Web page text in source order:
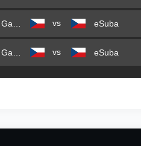
vs eSuba
vs eSuba